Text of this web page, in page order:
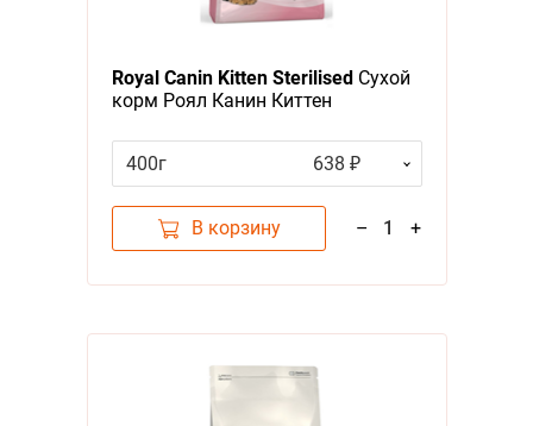
Royal Canin Kitten SterilisedСухой
корм Роял Канин Киттен
и кастрированных Котят в
возрасте до 1 года
400г 638 ₽
В корзину – 1 +